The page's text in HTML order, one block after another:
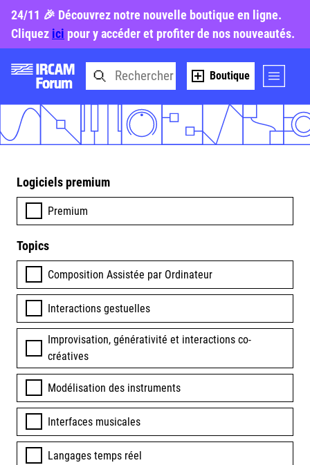
24/11 🎉 Découvrez notre nouvelle boutique en ligne.
Cliquez ici pour y accéder et profiter de nos nouveautés.
Boutique
Logiciels premium
Premium
Topics
Composition Assistée par Ordinateur
Interactions gestuelles
Improvisation, générativité et interactions co-
créatives
Modélisation des instruments
Interfaces musicales
Langages temps réel